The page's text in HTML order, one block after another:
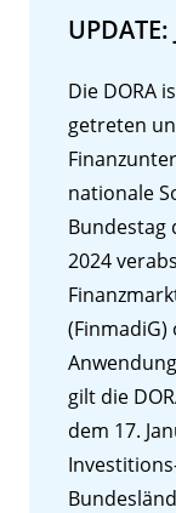
Die DORA
getreten
nationale
Bundestag
2024
(FinmadiG)
gilt die
dem 17.